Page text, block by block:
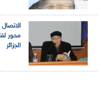
محور
الجزائر